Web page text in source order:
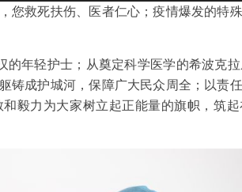
您救死扶伤、医者仁心；疫情爆发的特
的年轻护士；从奠定科学医学的希波克
铸成护城河，保障广大民众周全；以责
毅力为大家树立起正能量的旗帜，筑